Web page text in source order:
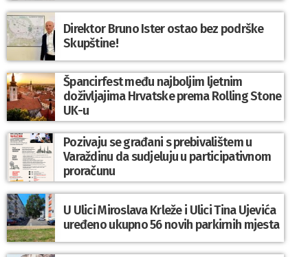
Direktor Bruno Ister ostao bez podrške
Skupštine!
Špancirfest među najboljim ljetnim
doživljajima Hrvatske prema Rolling Stone
UK-u
Pozivaju se građani s prebivalištem u
Varaždinu da sudjeluju u participativnom
proračunu
U Ulici Miroslava Krleže i Ulici Tina Ujevića
uređeno ukupno 56 novih parkirnih mjesta